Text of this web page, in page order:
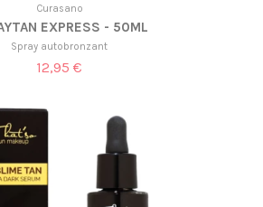
Curasano
EXPRESS - 50ML
Spray autobronzant
12,95 €